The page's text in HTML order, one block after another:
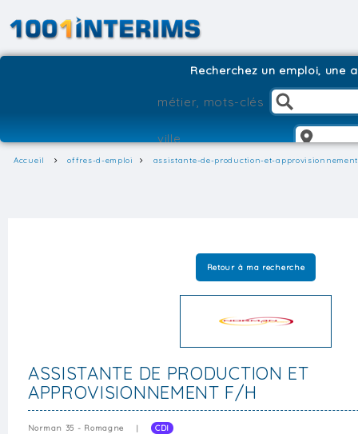
Recherchez un emploi, une
Accueil offres-d-emploi assistante-de-production-et-
Retour à ma recherche
ASSISTANTE DE PRODUCTION ET
APPROVISIONNEMENT F/H
Norman 35 - Romagne | CDI